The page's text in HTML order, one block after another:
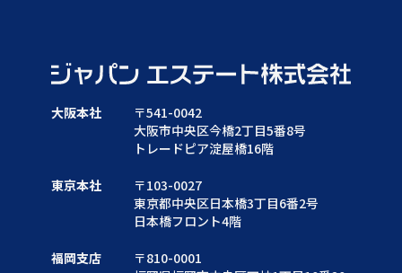
大阪本社
〒541-0042
大阪市中央区今橋2丁目5番8号
トレードピア淀屋橋16階
東京本社
〒103-0027
東京都中央区日本橋3丁目6番2号
日本橋フロント4階
福岡支店
〒810-0001